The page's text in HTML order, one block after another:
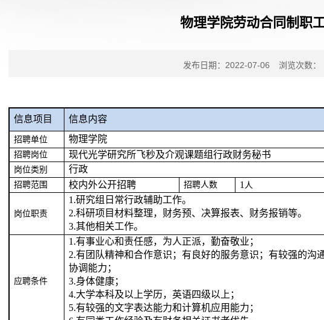
物理学院劳动合同制职
发布日期：2022-07-06 浏览次数：
信息项目 信息内容
招聘单位 物理学院
招聘岗位 现代光学研究所飞秒及介观课题组行政财务秘书
岗位类别 行政
招聘范围 校内外公开招聘 招聘人数 1 人
岗位职责
1.研究组日常行政辅助工作。
2.科研项目材料整理，财务预、决算报表、财务报销等。
3.其他相关工作。
应聘条件
1.有事业心和责任感，为人正派，勤奋敬业；
2.有团队精神和合作意识；有良好的服务意识；有较强的沟
协调能力；
3.身体健康；
4.大学本科及以上学历，英语四级以上；
5.有较强的文字表达能力和计算机应用能力；